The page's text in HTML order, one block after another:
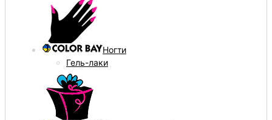
Ногти
Гель-лаки